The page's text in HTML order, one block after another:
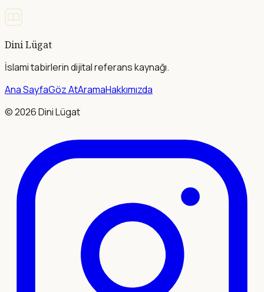
Dini Lügat
İslami tabirlerin dijital referans kaynağı.
Ana SayfaGöz AtAramaHakkımızda
©2026Dini Lügat